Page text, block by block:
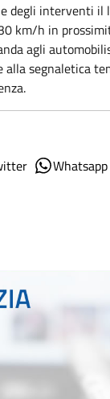
degli interventi il
km/h in
agli
alla segnaletica
Whatsapp